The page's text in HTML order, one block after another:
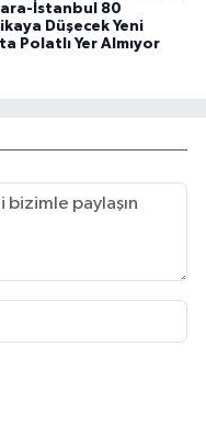
İstanbul 80
Düşecek Yeni
Polatlı Yer Almıyor